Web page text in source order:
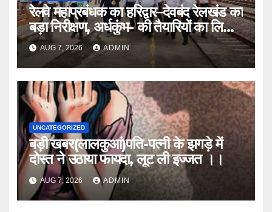
रेलवे महाप्रबंधक का हरिद्वार–देवबंद रेलखंड का
बड़ा निरीक्षण, अर्धकुंभ- की तैयारियों का लिया
जायजा
AUG 7, 2026 ADMIN
UNCATEGORIZED
बड़ी खबर(लालकुआं)पति-पत्नी के झगड़े में
दोस्त ने उठाया फायदा, लूट ली इज्जत ।।
AUG 7, 2026 ADMIN